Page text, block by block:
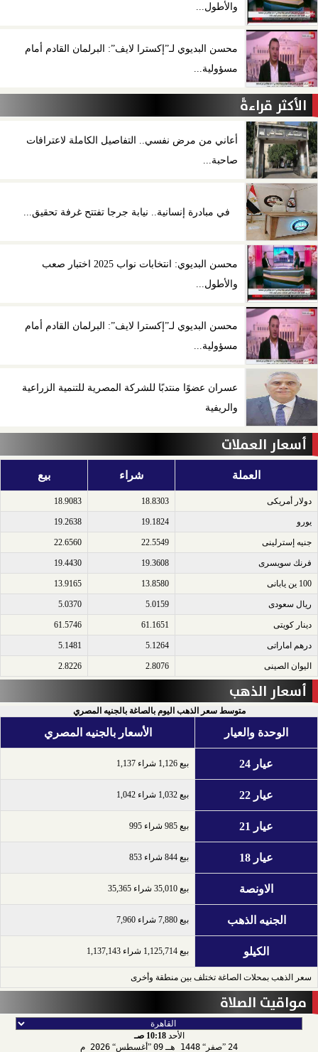
والأطول...
محسن البديوي لـ”إكسترا لايف”: البرلمان القادم أمام
مسؤولية...
الأكثر قراءةً
أعاني من مرض نفسي.. التفاصيل الكاملة لاعترافات
صاحبة...
في مبادرة إنسانية.. نيابة جرجا تفتتح غرفة تحقيق...
محسن البديوي: انتخابات نواب 2025 اختبار صعب
والأطول...
محسن البديوي لـ”إكسترا لايف”: البرلمان القادم أمام
مسؤولية...
عسران عضوًا منتدبًا للشركة المصرية للتنمية الزراعية
والريفية
أسعار العملات
العملة شراء بيع
دولار أمريكى​ 18.8303
18.9083
يورو​ 19.1824
19.2638
جنيه إسترلينى​ 22.5549
22.6560
فرنك سويسرى​ 19.3608
19.4430
100 ين يابانى​ 13.8580
13.9165
ريال سعودى​ 5.0159
5.0370
دينار كويتى​ 61.1651
61.5746
درهم اماراتى​ 5.1264
5.1481
اليوان الصينى​ 2.8076
2.8226
أسعار الذهب
متوسط سعر الذهب اليوم بالصاغة بالجنيه المصري
الوحدة والعيار الأسعار بالجنيه المصري
عيار 24 بيع 1,126 شراء 1,137
عيار 22 بيع 1,032 شراء 1,042
عيار 21 بيع 985 شراء 995
عيار 18 بيع 844 شراء 853
الاونصة بيع 35,010 شراء 35,365
الجنيه الذهب بيع 7,880 شراء 7,960
الكيلو بيع 1,125,714 شراء 1,137,143
سعر الذهب بمحلات الصاغة تختلف بين منطقة وأخرى
مواقيت الصلاة
الأحد10:18 صـ
24 صفر 1448 هـ 09 أغسطس 2026 م